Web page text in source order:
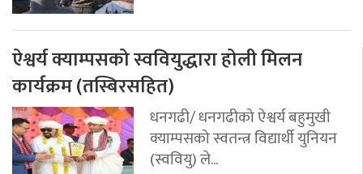
ऐश्वर्य क्याम्पसको स्ववियुद्धारा होली मिलन
कार्यक्रम (तस्बिरसहित)
धनगढी/ धनगढीको ऐश्वर्य बहुमुखी
क्याम्पसको स्वतन्त्र विद्यार्थी युनियन
(स्ववियु) ले...